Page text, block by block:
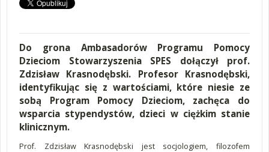
Do grona Ambasadorów Programu Pomocy
Dzieciom Stowarzyszenia SPES dołączył prof.
Zdzisław Krasnodębski. Profesor Krasnodębski,
identyfikując się z wartościami, które niesie ze
sobą Program Pomocy Dzieciom, zachęca do
wsparcia stypendystów, dzieci w ciężkim stanie
klinicznym.
Prof. Zdzisław Krasnodębski jest socjologiem, filozofem